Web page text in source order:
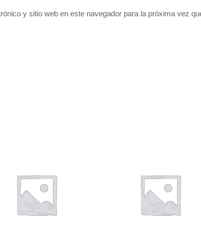
y sitio web en este navegador para la próxima vez